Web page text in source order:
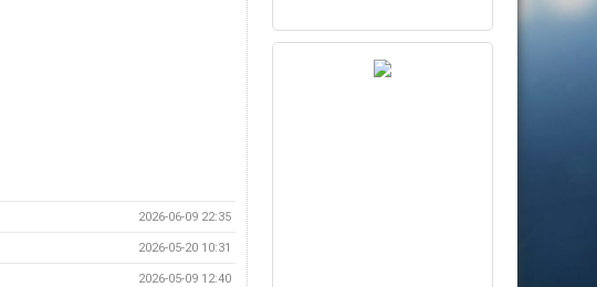
2026-06-09 22:35
2026-05-20 10:31
2026-05-09 12:40